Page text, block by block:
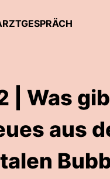
| Was
aus